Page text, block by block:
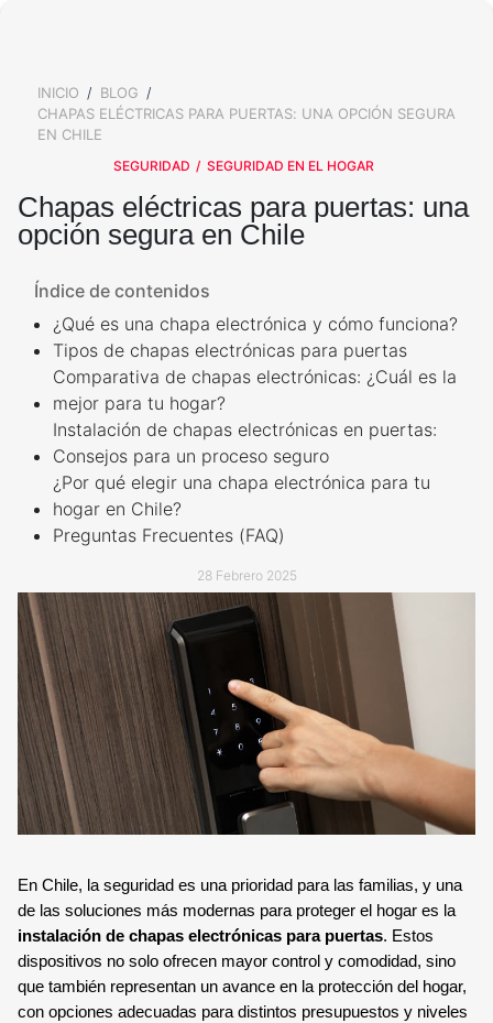
ALARMAS PARA TU BARRIO
ALARMAS PARA TI
ADULTOS MAYORES
ALARMAS PARA
ALARMAS PARA NIÑOS
ALARMA PARA MASCOTAS
ALARMA ANTI OKUPA
SIRENA POTENTE
CÁMARA DE SEGURIDAD
CÁMARA DE SEGURIDAD
INTERIOR
CONTROL DE ACCESOS
LLAVES ELECTRÓNICAS
MANDO A DISTANCIA
SENSORES Y DETECTORES
SENSORES DE
MOVIMIENTO
DETECTOR DE HUMO
SENSOR MAGNÉTICO
BOTÓN DE PÁNICO
OTROS SERVICIOS
ALARMA
CONTROL DE ACCESO
SERVICIO CONFÍA
TECNOLOGÍA Y GARANTÍA
COMUNICACIONES
GARANTÍA VERISURE
¿QUÉ OPINAN NUESTROS
CLIENTES?
VALORES
AVISO DE PRIVACIDAD
BREADCRUMB
INICIO
BLOG
CHAPAS ELÉCTRICAS PARA PUERTAS: UNA OPCIÓN SEGURA
EN CHILE
SEGURIDAD SEGURIDAD EN EL HOGAR
Chapas eléctricas para puertas: una
opción segura en Chile
Índice de contenidos
¿Qué es una chapa electrónica y cómo funciona?
Tipos de chapas electrónicas para puertas
Comparativa de chapas electrónicas: ¿Cuál es la
mejor para tu hogar?
Instalación de chapas electrónicas en puertas:
Consejos para un proceso seguro
¿Por qué elegir una chapa electrónica para tu
hogar en Chile?
Preguntas Frecuentes (FAQ)
28 Febrero 2025
En Chile, la seguridad es una prioridad para las familias, y una
de las soluciones más modernas para proteger el hogar es la
instalación de chapas electrónicas para puertas. Estos
dispositivos no solo ofrecen mayor control y comodidad, sino
que también representan un avance en la protección del hogar,
con opciones adecuadas para distintos presupuestos y niveles